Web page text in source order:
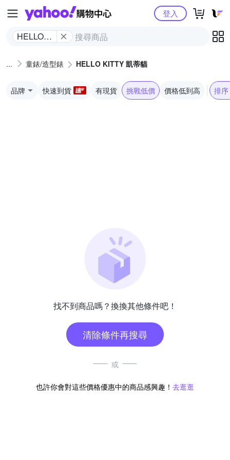
Yahoo購物中心
HELLO
蒂貓
登入
童錶/造型錶 HELLO KITTY 凱蒂貓
品牌 快速到貨 有現貨 挑戰低價 價格低到高 排序
找不到商品嗎？換換其他條件吧！
清除條件再搜尋
或
也許你會對這些價格優惠中的商品感興趣！ 去逛逛